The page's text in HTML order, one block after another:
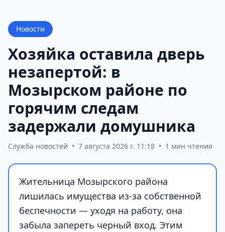
Новости
Хозяйка оставила дверь
незапертой: в
Мозырском районе по
горячим следам
задержали домушника
Служба новостей • 7 августа 2026 г. 11:18 • 1 мин чтения
Жительница Мозырского района
лишилась имущества из-за собственной
беспечности — уходя на работу, она
забыла запереть черный вход. Этим